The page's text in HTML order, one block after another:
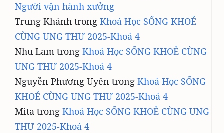
Người vận hành xưởng
Trung Khánh trong Khoá Học SỐNG KHOẺ
CÙNG UNG THƯ 2025-Khoá 4
Nhu Lam trong Khoá Học SỐNG KHOẺ CÙNG
UNG THƯ 2025-Khoá 4
Nguyễn Phương Uyên trong Khoá Học SỐNG
KHOẺ CÙNG UNG THƯ 2025-Khoá 4
Mita trong Khoá Học SỐNG KHOẺ CÙNG UNG
THƯ 2025-Khoá 4